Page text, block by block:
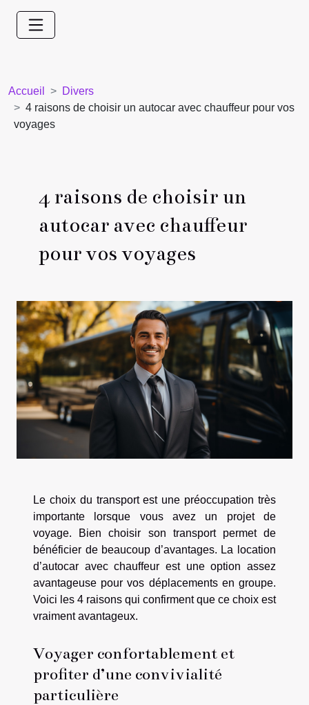
Accueil
Divers
4 raisons de choisir un autocar avec chauffeur pour vos
voyages
4 raisons de choisir un
autocar avec chauffeur
pour vos voyages
Le choix du transport est une préoccupation très
importante lorsque vous avez un projet de
voyage. Bien choisir son transport permet de
bénéficier de beaucoup d’avantages. La location
d’autocar avec chauffeur est une option assez
avantageuse pour vos déplacements en groupe.
Voici les 4 raisons qui confirment que ce choix est
vraiment avantageux.
Voyager confortablement et
profiter d’une convivialité
particulière